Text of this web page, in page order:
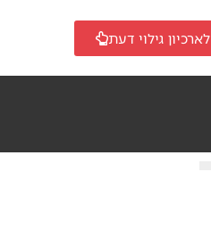
לארכיון גילוי דעת